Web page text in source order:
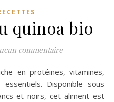
quinoa bio
commentaire
Disponible sous
et noirs, cet aliment est